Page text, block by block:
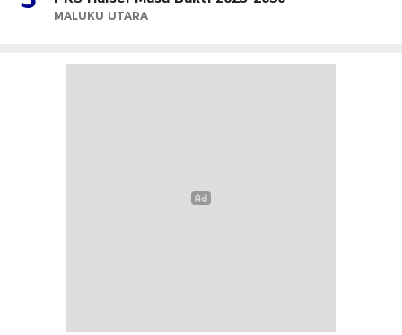
MALUKU UTARA